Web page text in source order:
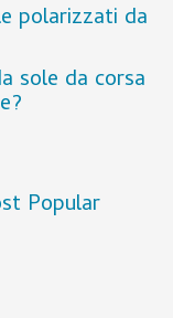
polarizzati da
sole da corsa
Popular